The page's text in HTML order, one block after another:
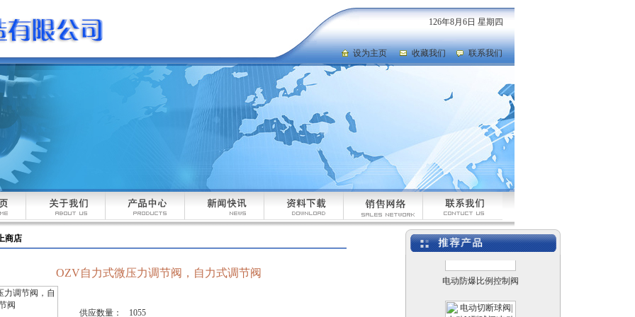
126年8月6日 星期四
设为主页 收藏我们 联系我们
商店
OZV自力式微压力调节阀，自力式调节阀
供应数量： 1055
自力式压力调节阀，蒸
美标闸阀